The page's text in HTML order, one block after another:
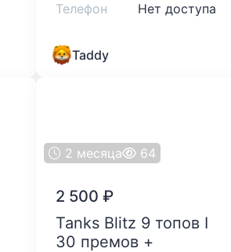
Телефон
Нет доступа
Taddy
2 месяца 64
2 500 ₽
Tanks Blitz 9 топов I
30 премов +